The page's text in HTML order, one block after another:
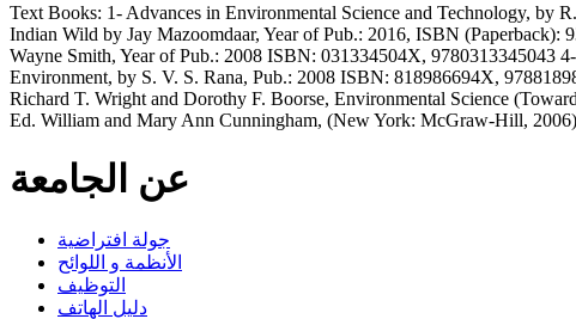
Text Books: 1- Advances in Environmental Science and Technology, by
Indian Wild by Jay Mazoomdaar, Year of Pub.: 2016, ISBN (Paperback):
Wayne Smith, Year of Pub.: 2008 ISBN: 031334504X, 9780313345043
Environment, by S. V. S. Rana, Pub.: 2008 ISBN: 818986694X,
Richard T. Wright and Dorothy F. Boorse, Environmental Science
Ed. William and Mary Ann Cunningham, (New York: McGraw-Hill, 2006)
عن الجامعة
جولة افتراضية
الأنظمة و اللوائح
التوظيف
دليل الهاتف